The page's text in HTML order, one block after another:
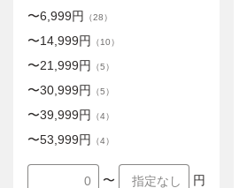
〜6,999円 （28）
〜14,999円 （10）
〜21,999円 （5）
〜30,999円 （5）
〜39,999円 （4）
〜53,999円 （4）
〜 円